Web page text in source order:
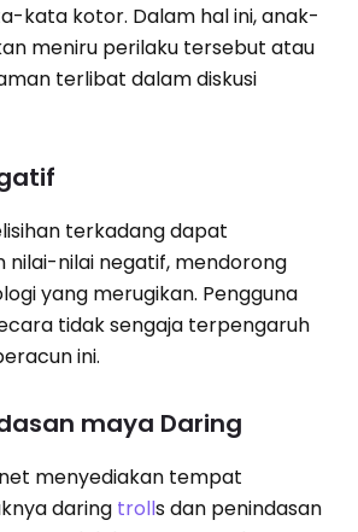
kata kotor. Dalam hal ini, anak-
meniru perilaku tersebut atau
terlibat dalam diskusi
terkadang dapat
nilai-nilai negatif, mendorong
yang merugikan. Pengguna
tidak sengaja terpengaruh
ini.
maya Daring
menyediakan tempat
daring trolls dan penindasan